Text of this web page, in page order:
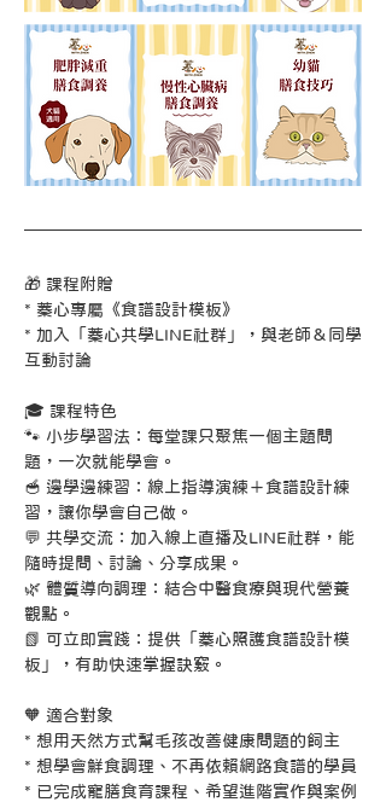
🎁 課程附贈
* 蓁心專屬《食譜設計模板》
* 加入「蓁心共學LINE社群」，與老師＆同學
互動討論
🎓 課程特色
🐾 小步學習法：每堂課只聚焦一個主題問
題，一次就能學會。
🥣 邊學邊練習：線上指導演練＋食譜設計練
習，讓你學會自己做。
💬 共學交流：加入線上直播及LINE社群，能
隨時提問、討論、分享成果。
🌿 體質導向調理：結合中醫食療與現代營養
觀點。
📗 可立即實踐：提供「蓁心照護食譜設計模
板」，有助快速掌握訣竅。
🧡 適合對象
* 想用天然方式幫毛孩改善健康問題的飼主
* 想學會鮮食調理、不再依賴網路食譜的學員
* 已完成寵膳食育課程、希望進階實作與案例